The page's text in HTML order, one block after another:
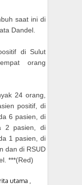
saat ini di
Dandel.
di Sulut
orang
24 orang,
positif, di
6 pasien, di
2 pasien, di
1 pasien, di
dan di RSUD
***(Red)
utama